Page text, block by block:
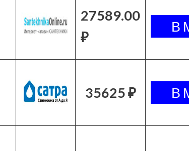
27589.00
₽
35625 ₽